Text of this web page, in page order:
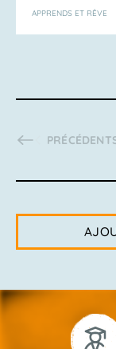
APPRENDS ET RÊVE
ACTIVITÉS